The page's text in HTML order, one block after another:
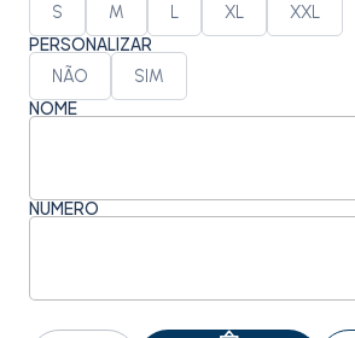
S M L XL XXL
PERSONALIZAR
NÃO SIM
NOME
NÚMERO